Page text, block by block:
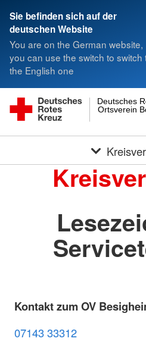
Sie befinden sich auf der
deutschen Website
You are on the German website,
you can use the switch to switch
the English one
Ortsverein
Deutsches
Kontakt zum OV
07143 33312